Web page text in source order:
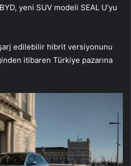
yeni SUV modeli SEAL U’yu
edilebilir hibrit versiyonunu
itibaren Türkiye pazarına